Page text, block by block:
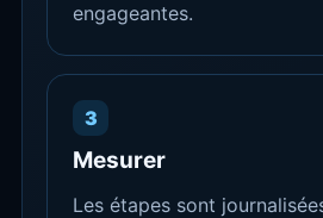
engageantes.
3
Mesurer
Les étapes sont